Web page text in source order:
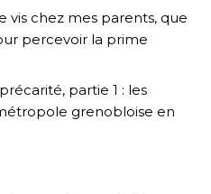
vis chez mes parents, que
percevoir la prime
partie 1 : les
grenobloise en